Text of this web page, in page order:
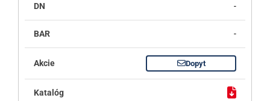
-
-
Dopyt